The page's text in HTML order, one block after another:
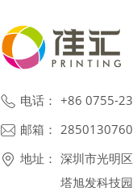
电话： +86 0755-
邮箱：
地址： 深圳市光明
塔旭发科技